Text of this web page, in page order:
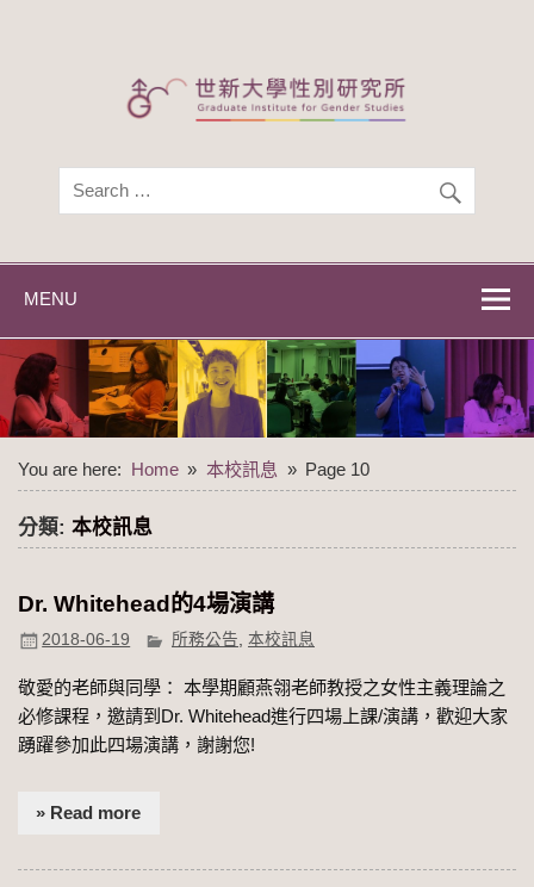
世新大學性別研
世新大學性別研究所
MENU
You are here: Home 本校訊息 Page 10
分類:本校訊息
Dr. Whitehead的4場演講
2018-06-19 所務公告,本校訊息
敬愛的老師與同學： 本學期顧燕翎老師教授之女性主義理論之
必修課程，邀請到Dr. Whitehead進行四場上課/演講，歡迎大家
踴躍參加此四場演講，謝謝您!
» Read more